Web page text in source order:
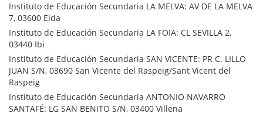
Instituto de Educación Secundaria LA MELVA: AV DE LA MELVA
7, 03600 Elda
Instituto de Educación Secundaria LA FOIA: CL SEVILLA 2,
03440 Ibi
Instituto de Educación Secundaria SAN VICENTE: PR C. LILLO
JUAN S/N, 03690 San Vicente del Raspeig/Sant Vicent del
Raspeig
Instituto de Educación Secundaria ANTONIO NAVARRO
SANTAFÉ: LG SAN BENITO S/N, 03400 Villena